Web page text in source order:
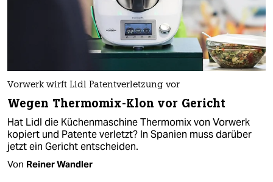
Vorwerk wirft Lidl Patentverletzung vor
Wegen Thermomix-Klon vor Gericht
Hat Lidl die Küchenmaschine Thermomix von Vorwerk
kopiert und Patente verletzt? In Spanien muss darüber
jetzt ein Gericht entscheiden.
Von Reiner Wandler